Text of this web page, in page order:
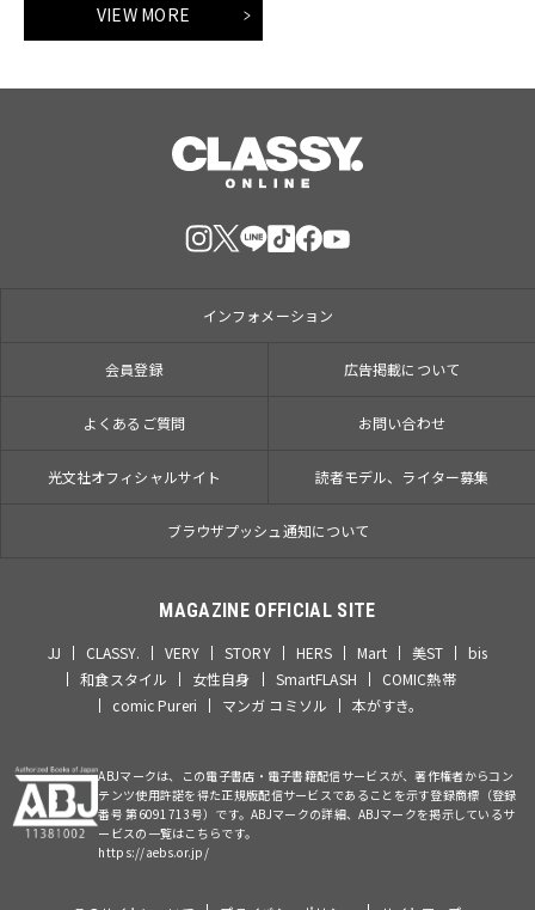
VIEW MORE
インフォメーション
会員登録 広告掲載について
よくあるご質問 お問い合わせ
光文社オフィシャルサイト 読者モデル、ライター募集
ブラウザプッシュ通知について
MAGAZINE OFFICIAL SITE
JJ CLASSY. VERY STORY HERS Mart 美ST
bis
和食スタイル
女性自身 SmartFLASH
COMIC熱帯
comic Pureri
マンガ コミソル 本がすき。
ABJマークは、この電子書店・電子書籍配信サービスが、著作権者からコン
テンツ使用許諾を得た正規版配信サービスであることを示す登録商標（登録
番号 第6091713号）です。ABJマークの詳細、ABJマークを掲示しているサ
ービスの一覧はこちらです。
https://aebs.or.jp/